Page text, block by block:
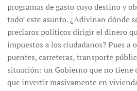
programas de gasto cuyo destino y
todo’ este asunto. ¿Adivinan dónde
preclaros políticos dirigir el dinero
impuestos a los ciudadanos? Pues a
puentes, carreteras, transporte
situación: un Gobierno que no tiene
que invertir masivamente en